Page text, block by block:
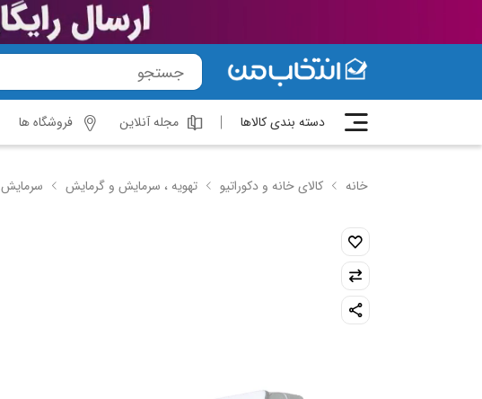
دسته بندی کالاها مجله آنلاین فروشگاه ها
خانه کالای خانه و دکوراتیو تهویه ، سرمایش و گرمایش سرمایش